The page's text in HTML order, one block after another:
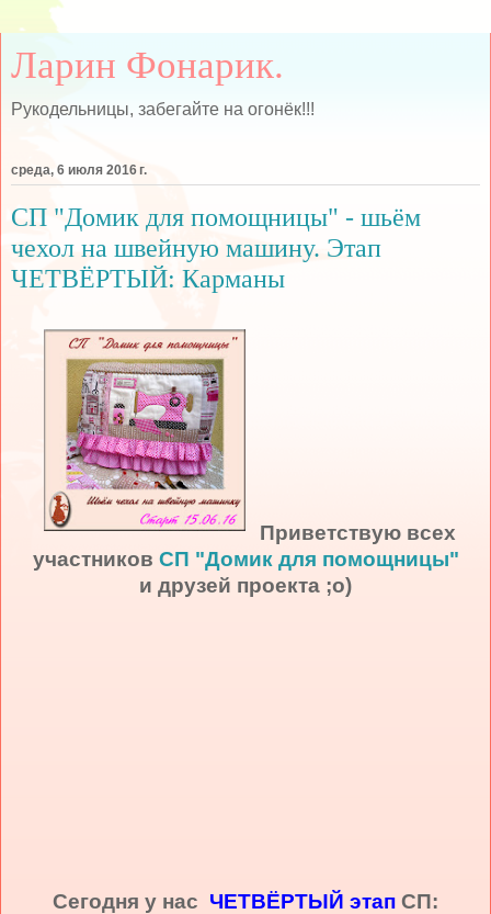
Ларин Фонарик.
Рукодельницы, забегайте на огонёк!!!
среда, 6 июля 2016 г.
СП "Домик для помощницы" - шьём
чехол на швейную машину. Этап
ЧЕТВЁРТЫЙ: Карманы
Приветствую всех
участников СП "Домик для помощницы"
и друзей проекта ;о)
Сегодня у нас ЧЕТВЁРТЫЙ этап СП: